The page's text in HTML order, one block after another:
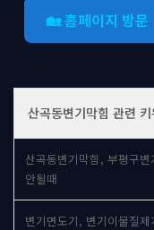
🏡 홈페이지 방문
산곡동변기막힘 관련 키
산곡동변기막힘, 부평구
안될때
변기면도기, 변기이물질